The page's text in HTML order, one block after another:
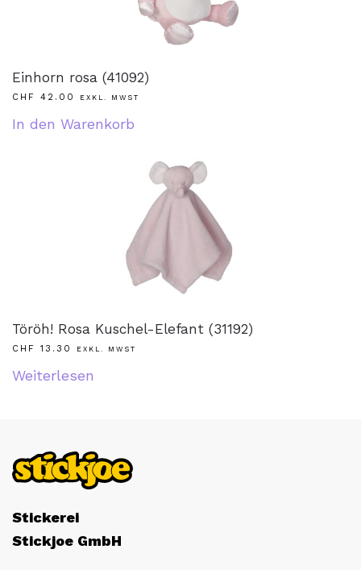
Einhorn rosa (41092)
CHF 42.00 EXKL. MWST
In den Warenkorb
Töröh! Rosa Kuschel-Elefant (31192)
CHF 13.30 EXKL. MWST
Weiterlesen
Stickerei
Stickjoe GmbH